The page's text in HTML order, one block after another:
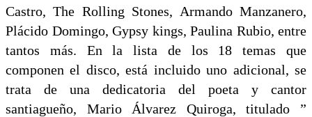
Castro, The Rolling Stones, Armando Manzanero,
Plácido Domingo, Gypsy kings, Paulina Rubio, entre
tantos más. En la lista de los 18 temas que
componen el disco, está incluido uno adicional, se
trata de una dedicatoria del poeta y cantor
santiagueño, Mario Álvarez Quiroga, titulado ”